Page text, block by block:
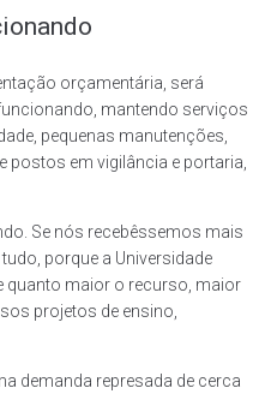
orçamentária, será
mantendo serviços
pequenas manutenções,
postos em vigilância e portaria,
Se nós recebêssemos mais
porque a Universidade
quanto maior o recurso, maior
projetos de ensino,
demanda represada de cerca